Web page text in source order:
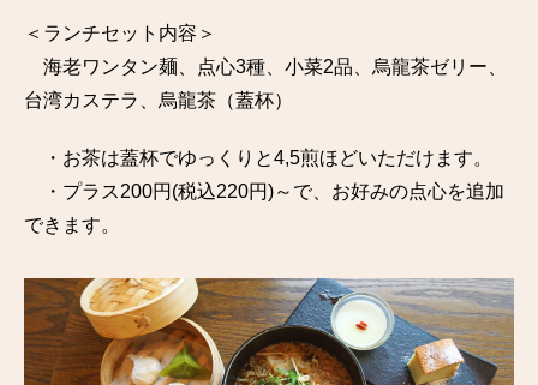
＜ランチセット内容＞
海老ワンタン麺、点心3種、小菜2品、烏龍茶ゼリー、
台湾カステラ、烏龍茶（蓋杯）
・お茶は蓋杯でゆっくりと4,5煎ほどいただけます。
・プラス200円(税込220円)～で、お好みの点心を追加
できます。